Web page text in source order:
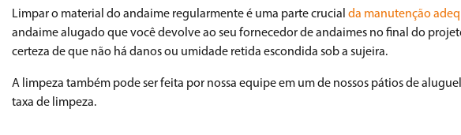
Limpar o material do andaime regularmente é uma parte crucial da manutenção
andaime alugado que você devolve ao seu fornecedor de andaimes no final do
certeza de que não há danos ou umidade retida escondida sob a sujeira.
A limpeza também pode ser feita por nossa equipe em um de nossos pátios de
taxa de limpeza.